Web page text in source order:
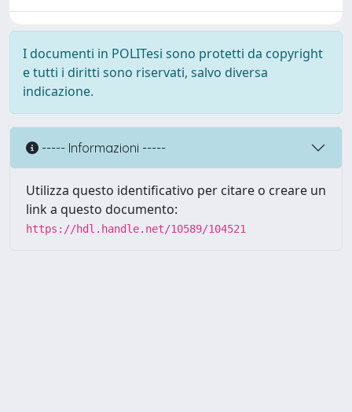
I documenti in POLITesi sono protetti da copyright
e tutti i diritti sono riservati, salvo diversa
indicazione.
----- Informazioni -----
Utilizza questo identificativo per citare o creare un
link a questo documento:
https://hdl.handle.net/10589/104521